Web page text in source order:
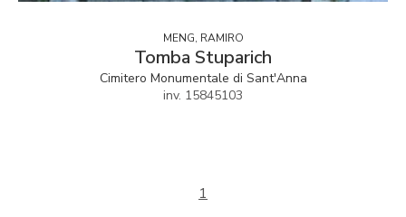
MENG, RAMIRO
Tomba Stuparich
Cimitero Monumentale di Sant'Anna
inv. 15845103
1